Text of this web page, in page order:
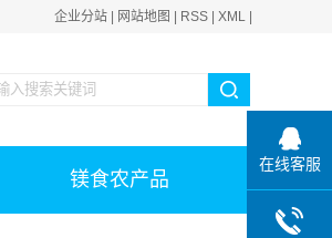
企业分站 网站地图 RSS XML
镁食农产品
在线客服